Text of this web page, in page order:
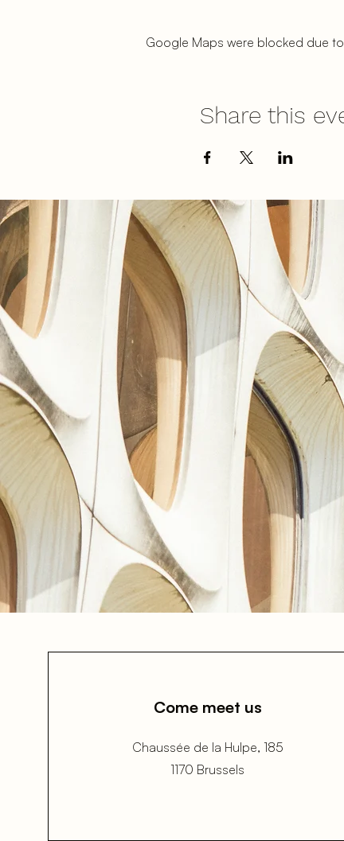
2° Le volet propriété
Les éléments clés
Quelques
une société de
PRIX
Le prix de la journée
inscription.
Le lunch et les boissons
Nous vous invitons à
éventuellement de
Google Maps were blocked due
Share this
Come meet us
Chaussée de la Hulpe, 185
1170 Brussels